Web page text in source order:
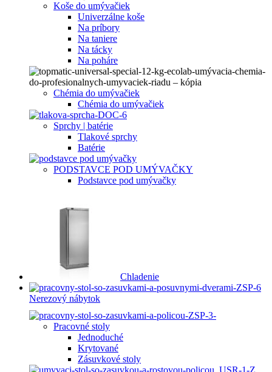
Koše do umývačiek
Univerzálne koše
Na príbory
Na taniere
Na tácky
Na poháre
Chémia do umývačiek
Chémia do umývačiek
Sprchy | batérie
Tlakové sprchy
Batérie
PODSTAVCE POD UMÝVAČKY
Podstavce pod umývačky
Chladenie
Nerezový nábytok
Pracovné stoly
Jednoduché
Krytované
Zásuvkové stoly